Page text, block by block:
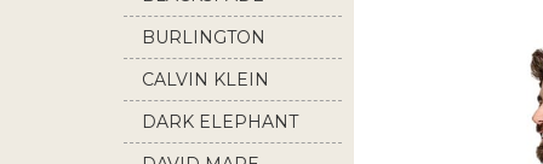
BURLINGTON
CALVIN KLEIN
DARK ELEPHANT